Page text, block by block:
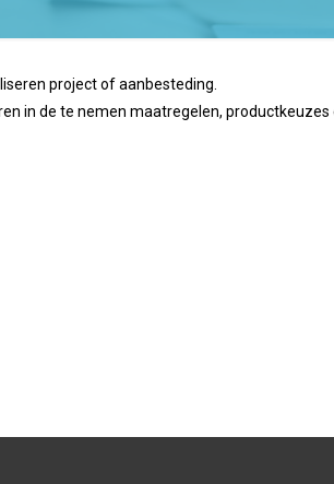
project of aanbesteding.
in de te nemen maatregelen,